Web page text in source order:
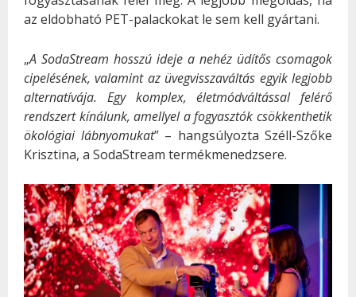
az eldobható PET-palackokat le sem kell gyártani.
„A SodaStream hosszú ideje a nehéz üdítős csomagok
cipelésének, valamint az üvegvisszaváltás egyik legjobb
alternatívája. Egy komplex, életmódváltással felérő
rendszert kínálunk, amellyel a fogyasztók csökkenthetik
ökológiai lábnyomukat” – hangsúlyozta Széll-Szőke
Krisztina, a SodaStream termékmenedzsere.